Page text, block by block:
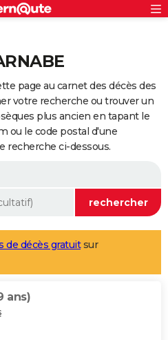
page au carnet des décès des
votre recherche ou trouver un
plus ancien en tapant le
ou le code postal d'une
recherche ci-dessous.
de décès gratuitsur
ans)